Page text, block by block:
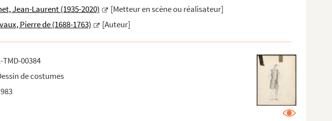
Jean-Laurent (1935-2020)
[Metteur en scène ou réalisateur]
Pierre de (1688-1763)
[Auteur]
TMD-00384
de costumes